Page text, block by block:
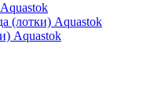
(лотки) Aquastok
Aquastok